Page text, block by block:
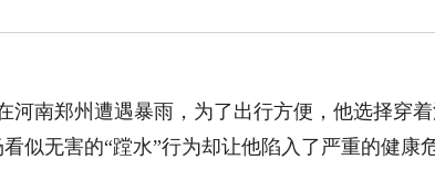
南郑州遭遇暴雨，为了出行方便，他选择穿着
似无害的“蹚水”行为却让他陷入了严重的健康